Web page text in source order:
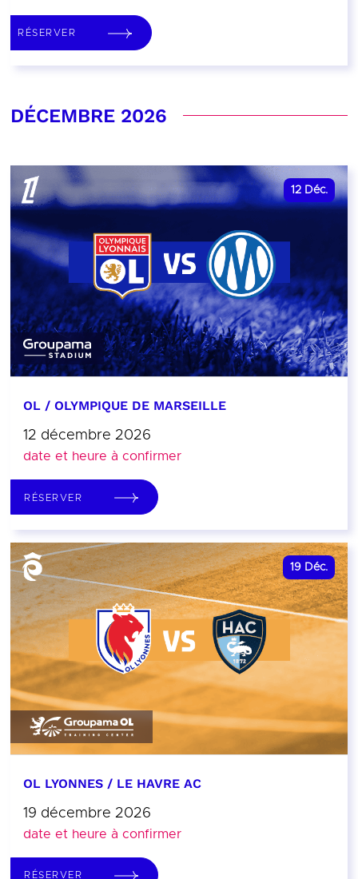
RÉSERVER
DÉCEMBRE 2026
12 Déc.
OL / OLYMPIQUE DE MARSEILLE
12 décembre 2026
date et heure à confirmer
RÉSERVER
19 Déc.
OL LYONNES / LE HAVRE AC
19 décembre 2026
date et heure à confirmer
RÉSERVER